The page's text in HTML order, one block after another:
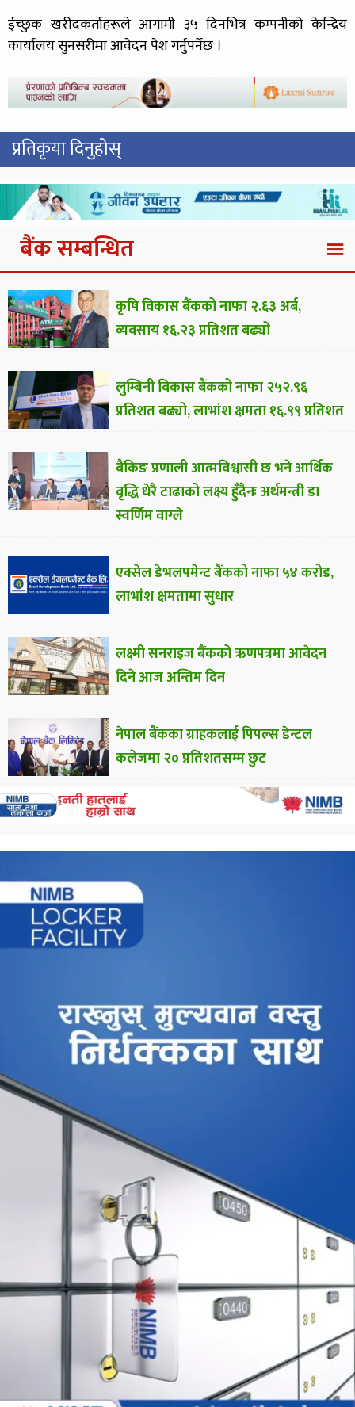
ईच्छुक खरीदकर्ताहरूले आगामी ३५ दिनभित्र कम्पनीको केन्द्रिय
कार्यालय सुनसरीमा आवेदन पेश गर्नुपर्नेछ ।
प्रतिकृया दिनुहोस्
बैंक सम्बन्धित
कृषि विकास बैंकको नाफा २.६३ अर्ब,
व्यवसाय १६.२३ प्रतिशत बढ्यो
लुम्बिनी विकास बैंकको नाफा २५२.९६
प्रतिशत बढ्यो, लाभांश क्षमता १६.९९ प्रतिशत
बैंकिङ प्रणाली आत्मविश्वासी छ भने आर्थिक
वृद्धि धेरै टाढाको लक्ष्य हुँदैनः अर्थमन्त्री डा
स्वर्णिम वाग्ले
एक्सेल डेभलपमेन्ट बैंकको नाफा ५४ करोड,
लाभांश क्षमतामा सुधार
लक्ष्मी सनराइज बैंकको ऋणपत्रमा आवेदन
दिने आज अन्तिम दिन
नेपाल बैंकका ग्राहकलाई पिपल्स डेन्टल
कलेजमा २० प्रतिशतसम्म छुट